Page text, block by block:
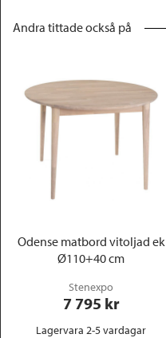
Andra tittade också på
Odense matbord vitoljad ek
Ø110+40 cm
Stenexpo
7 795 kr
Lagervara 2-5 vardagar